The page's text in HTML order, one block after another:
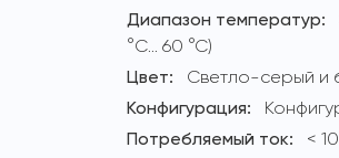
Диапазон температур:
°C... 60 °C)
Цвет:
Светло-серый и
Конфигурация:
Потребляемый ток:
<